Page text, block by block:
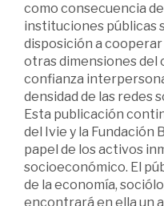
como consecuencia
instituciones públicas
disposición a cooperar
otras dimensiones del
confianza
densidad de las redes
Esta publicación
del Ivie y la Fundación
papel de los activos
socioeconómico. El
de la economía,
encontrará en ella un